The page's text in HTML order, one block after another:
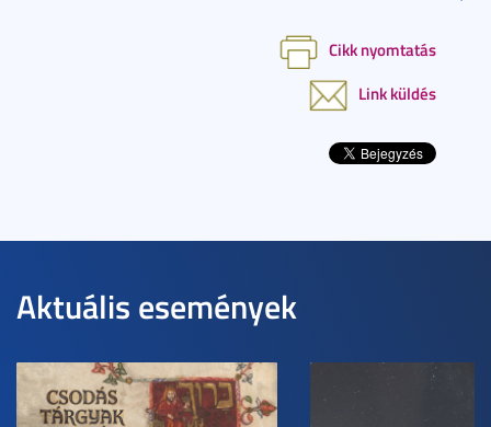
Cikk nyomtatás
Link küldés
Aktuális események